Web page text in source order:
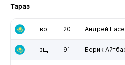
Тараз
вр 20 Андрей
зщ 91 Берик